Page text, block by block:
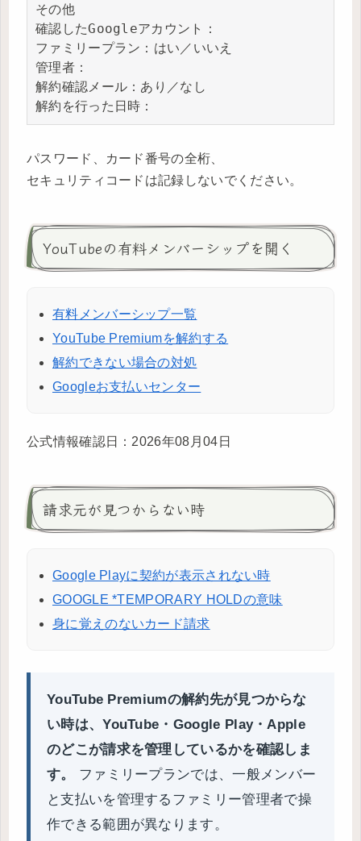
その他
確認したGoogleアカウント：
ファミリープラン：はい／いいえ
管理者：
解約確認メール：あり／なし
解約を行った日時：
パスワード、カード番号の全桁、
セキュリティコードは記録しないでください。
YouTubeの有料メンバーシップを開く
有料メンバーシップ一覧
YouTube Premiumを解約する
解約できない場合の対処
Googleお支払いセンター
公式情報確認日：2026年08月04日
請求元が見つからない時
Google Playに契約が表示されない時
GOOGLE *TEMPORARY HOLDの意味
身に覚えのないカード請求
YouTube Premiumの解約先が見つからな
い時は、YouTube・Google Play・Apple
のどこが請求を管理しているかを確認しま
す。
ファミリープランでは、一般メンバー
と支払いを管理するファミリー管理者で操
作できる範囲が異なります。